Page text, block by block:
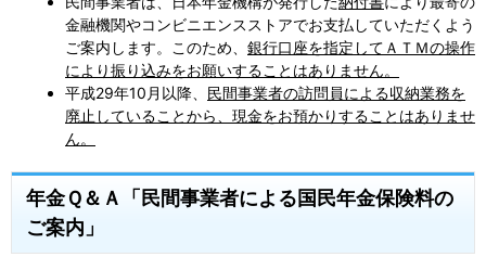
金融機関やコンビニエンスストアでお支払していただくよう
ご案内します。このため、 銀行口座を指定してＡＴＭの操作
により振り込みをお願いすることはありません。
平成29年10月以降、 民間事業者の訪問員による収納業務を
廃止していることから、現金をお預かりすることはありませ
ん。
年金Ｑ＆Ａ「民間事業者による国民年金保険料の
ご案内」